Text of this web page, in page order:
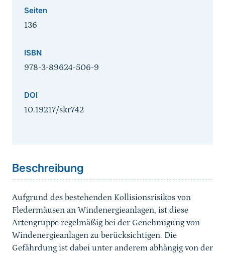
Seiten
136
ISBN
978-3-89624-506-9
DOI
10.19217/skr742
Beschreibung
Aufgrund des bestehenden Kollisionsrisikos von
Fledermäusen an Windenergieanlagen, ist diese
Artengruppe regelmäßig bei der Genehmigung von
Windenergieanlagen zu berücksichtigen. Die
Gefährdung ist dabei unter anderem abhängig von der